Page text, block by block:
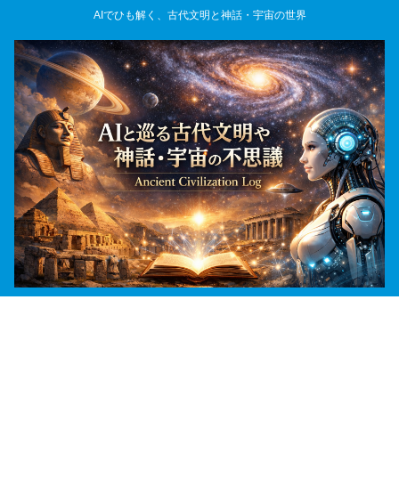
AIでひも解く、古代文明と神話・宇宙の世界